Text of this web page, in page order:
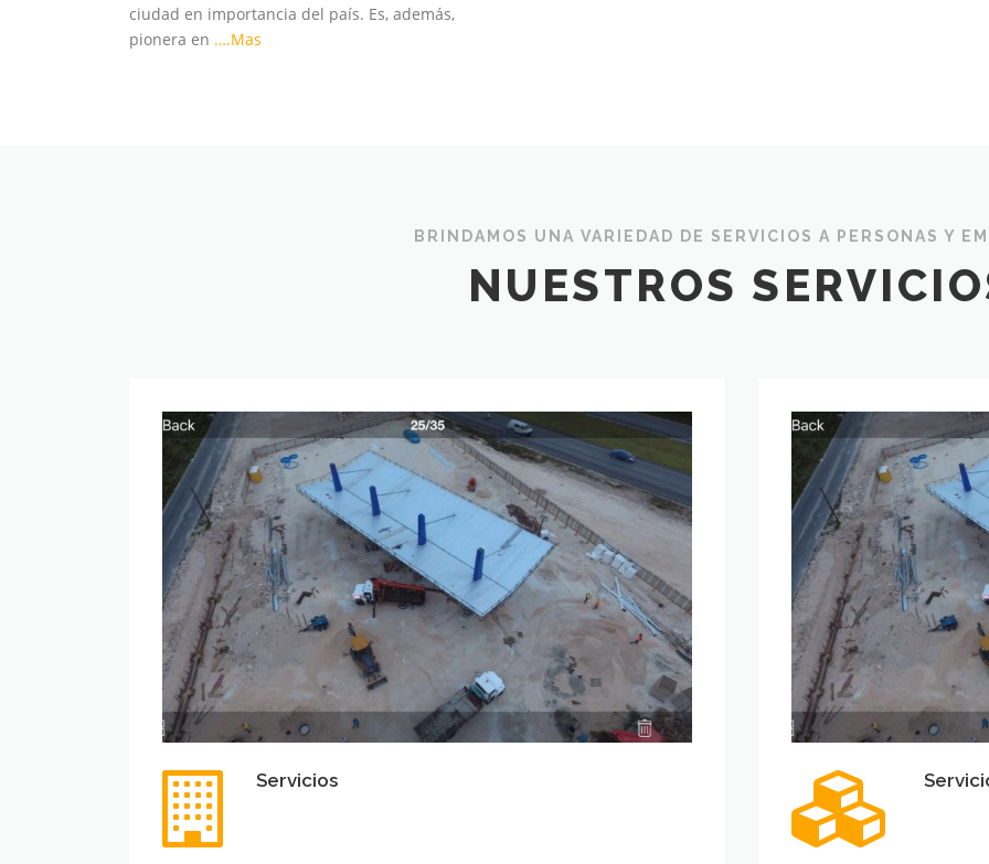
ciudad en importancia del país. Es, además,
pionera en ….Mas
BRINDAMOS UNA VARIEDAD DE SERVICIOS A PERSONAS Y
NUESTROS
Servicios
Servicios